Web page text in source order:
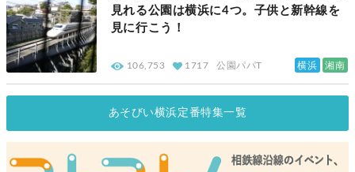
見れる公園は横浜に4つ。子供と新幹線を
見に行こう！
106,753 1717 公園パパT 横浜 湘南
あそびい横浜定番特集一覧